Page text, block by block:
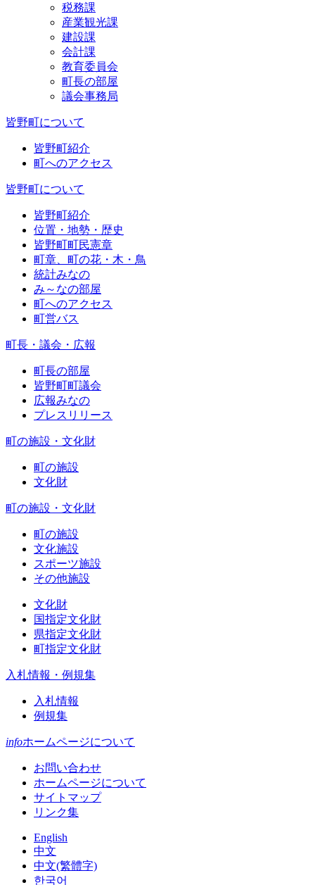
税務課
産業観光課
建設課
会計課
教育委員会
町長の部屋
議会事務局
皆野町について
皆野町紹介
町へのアクセス
皆野町について
皆野町紹介
位置・地勢・歴史
皆野町町民憲章
町章、町の花・木・鳥
統計みなの
み～なの部屋
町へのアクセス
町営バス
町長・議会・広報
町長の部屋
皆野町町議会
広報みなの
プレスリリース
町の施設・文化財
町の施設
文化財
町の施設・文化財
町の施設
文化施設
スポーツ施設
その他施設
文化財
国指定文化財
県指定文化財
町指定文化財
入札情報・例規集
入札情報
例規集
infoホームページについて
お問い合わせ
ホームページについて
サイトマップ
リンク集
English
中文
中文(繁體字)
한국어